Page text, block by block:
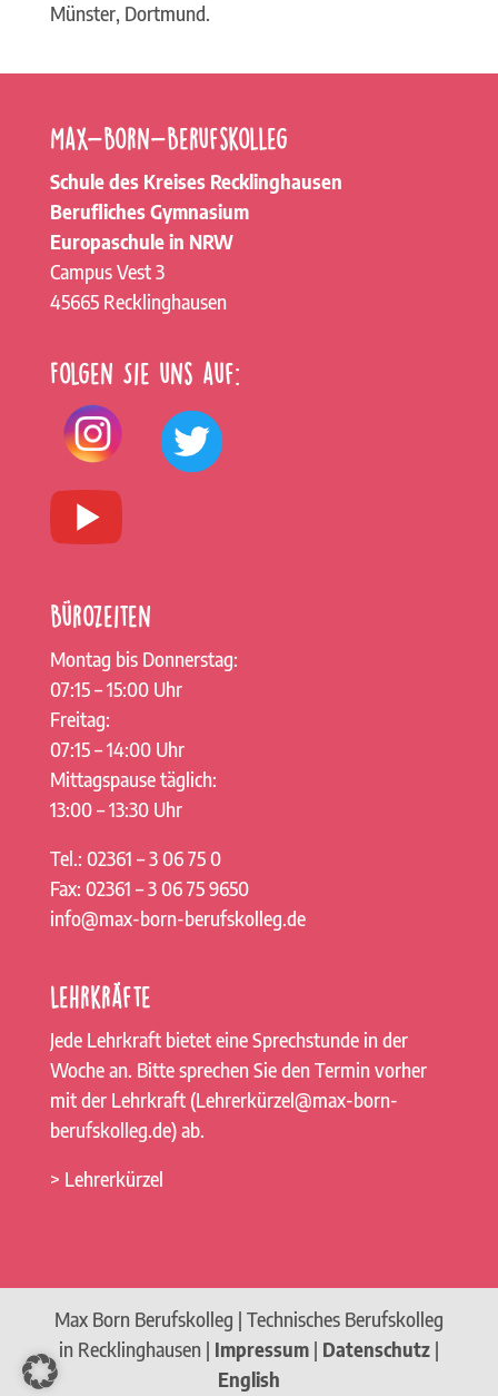
Münster, Dortmund.
Max-Born-Berufskolleg
Schule des Kreises Recklinghausen
Berufliches Gymnasium
Europaschule in NRW
Campus Vest 3
45665 Recklinghausen
Folgen Sie uns auf:
Bürozeiten
Montag bis Donnerstag:
07:15 – 15:00 Uhr
Freitag:
07:15 – 14:00 Uhr
Mittagspause täglich:
13:00 – 13:30 Uhr
Tel.: 02361 – 3 06 75 0
Fax: 02361 – 3 06 75 9650
info@max-born-berufskolleg.de
Lehrkräfte
Jede Lehrkraft bietet eine Sprechstunde in der
Woche an. Bitte sprechen Sie den Termin vorher
mit der Lehrkraft (Lehrerkürzel@max-born-
berufskolleg.de) ab.
> Lehrerkürzel
Max Born Berufskolleg | Technisches Berufskolleg
in Recklinghausen | Impressum| Datenschutz|
English